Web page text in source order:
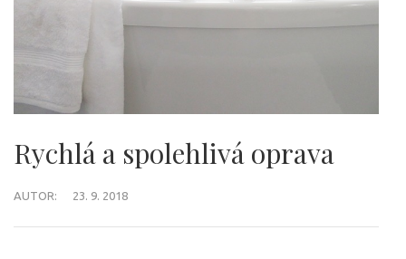
Rychlá a spolehlivá oprava
AUTOR: 23. 9. 2018